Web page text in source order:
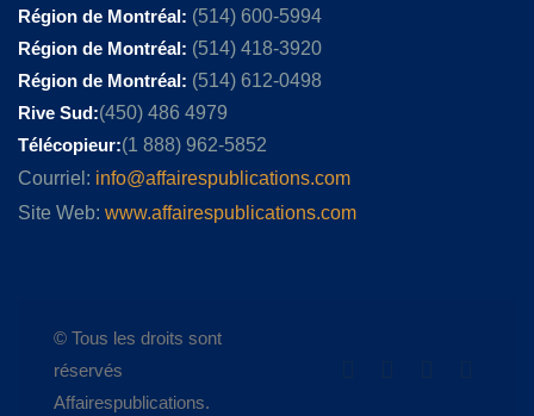
Région de Montréal: (514) 600-5994
Région de Montréal: (514) 418-3920
Région de Montréal: (514) 612-0498
Rive Sud:(450) 486 4979
Télécopieur:(1 888) 962-5852
Courriel: info@affairespublications.com
Site Web: www.affairespublications.com
© Tous les droits sont
réservés
Affairespublications.